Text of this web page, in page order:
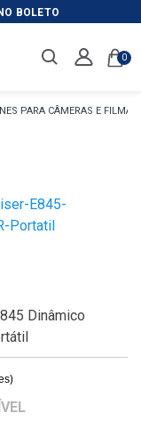
BOLETO
0
PARA CÂMERAS E
Dinâmico
)